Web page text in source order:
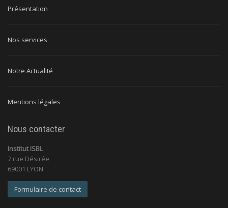
Présentation
Nos services
Notre Actualité
Mentions légales
Nous contacter
Institut ISBL
7 rue Désirée
69001 LYON
Formulaire de contact